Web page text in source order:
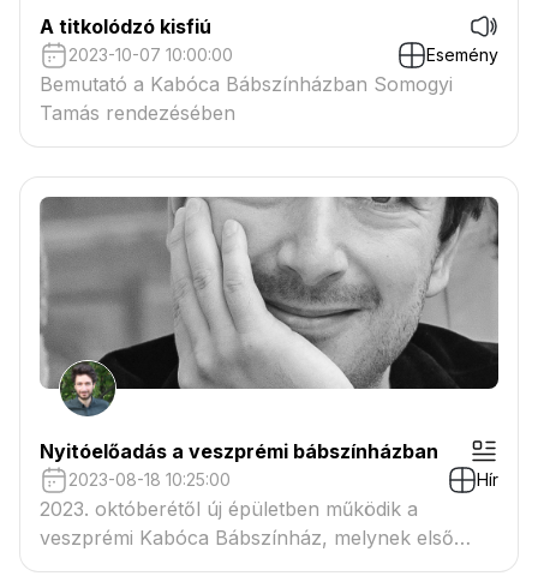
A titkolódzó kisfiú
2023-10-07 10:00:00 Esemény
Bemutató a Kabóca Bábszínházban Somogyi
Tamás rendezésében
Nyitóelőadás a veszprémi bábszínházban
2023-08-18 10:25:00 Hír
2023. októberétől új épületben működik a
veszprémi Kabóca Bábszínház, melynek első
bemutatóját Somogyi Tamás rendezi A titkolódzó